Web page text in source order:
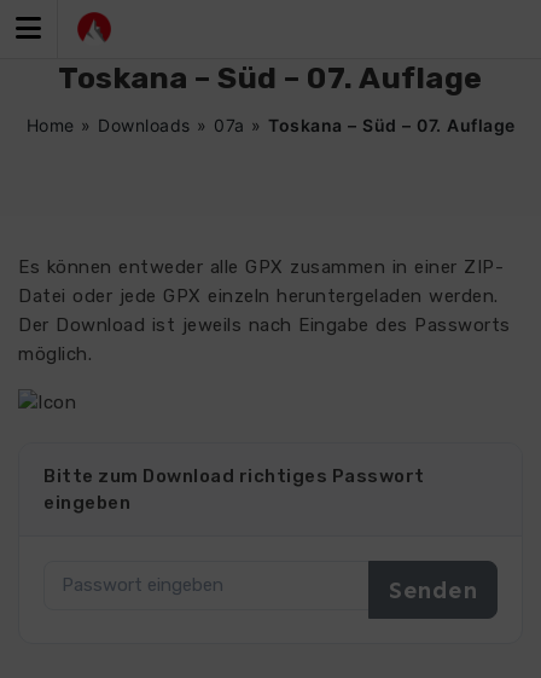
Inhalt
Toskana – Süd – 07. Auflage
Home » Downloads » 07a » Toskana – Süd – 07. Auflage
Es können entweder alle GPX zusammen in einer ZIP-
Datei oder jede GPX einzeln heruntergeladen werden.
Der Download ist jeweils nach Eingabe des Passworts
möglich.
Bitte zum Download richtiges Passwort
eingeben